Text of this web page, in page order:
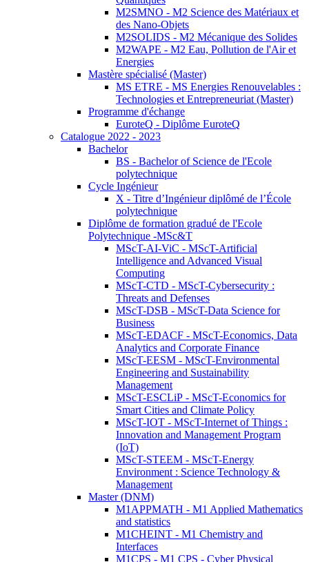
M2SMNO - M2 Science des Matériaux et
des Nano-Objets
M2SOLIDS - M2 Mécanique des Solides
M2WAPE - M2 Eau, Pollution de l'Air et
Energies
Mastère spécialisé (Master)
MS ETRE - MS Energies Renouvelables :
Technologies et Entrepreneuriat (Master)
Programme d'échange
EuroteQ - Diplôme EuroteQ
Catalogue 2022 - 2023
Bachelor
BS - Bachelor of Science de l'Ecole
polytechnique
Cycle Ingénieur
X - Titre d’Ingénieur diplômé de l’École
polytechnique
Diplôme de formation gradué de l'Ecole
Polytechnique -MSc&T
MScT-AI-ViC - MScT-Artificial
Intelligence and Advanced Visual
Computing
MScT-CTD - MScT-Cybersecurity :
Threats and Defenses
MScT-DSB - MScT-Data Science for
Business
MScT-EDACF - MScT-Economics, Data
Analytics and Corporate Finance
MScT-EESM - MScT-Environmental
Engineering and Sustainability
Management
MScT-ESCLiP - MScT-Economics for
Smart Cities and Climate Policy
MScT-IOT - MScT-Internet of Things :
Innovation and Management Program
(IoT)
MScT-STEEM - MScT-Energy
Environment : Science Technology &
Management
Master (DNM)
M1APPMATH - M1 Applied Mathematics
and statistics
M1CHEINT - M1 Chemistry and
Interfaces
M1CPS - M1 CPS - Cyber Physical